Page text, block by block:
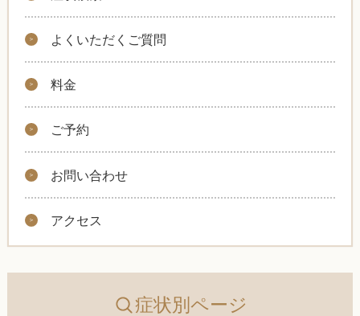
よくいただくご質問
料金
ご予約
お問い合わせ
アクセス
症状別ページ